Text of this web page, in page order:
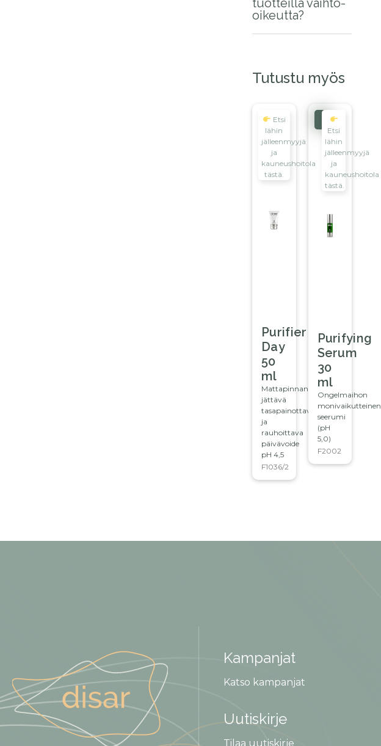
tuotteilla vaihto-
oikeutta?
Tutustu myös
Etsi
lähin
jälleenmyyjä
ja
kauneushoitola
tästä.
Purifier
Day
50
ml
Mattapinnan
jättävä
tasapainottava
ja
rauhoittava
päivävoide
pH 4,5
F1036/2
Ale!
Etsi
lähin
jälleenmyyjä
ja
kauneushoitola
tästä.
Purifying
Serum
30
ml
Ongelmaihon
monivaikutteinen
seerumi
(pH
5,0)
F2002
Kampanjat
Katso kampanjat
Uutiskirje
Tilaa uutiskirje